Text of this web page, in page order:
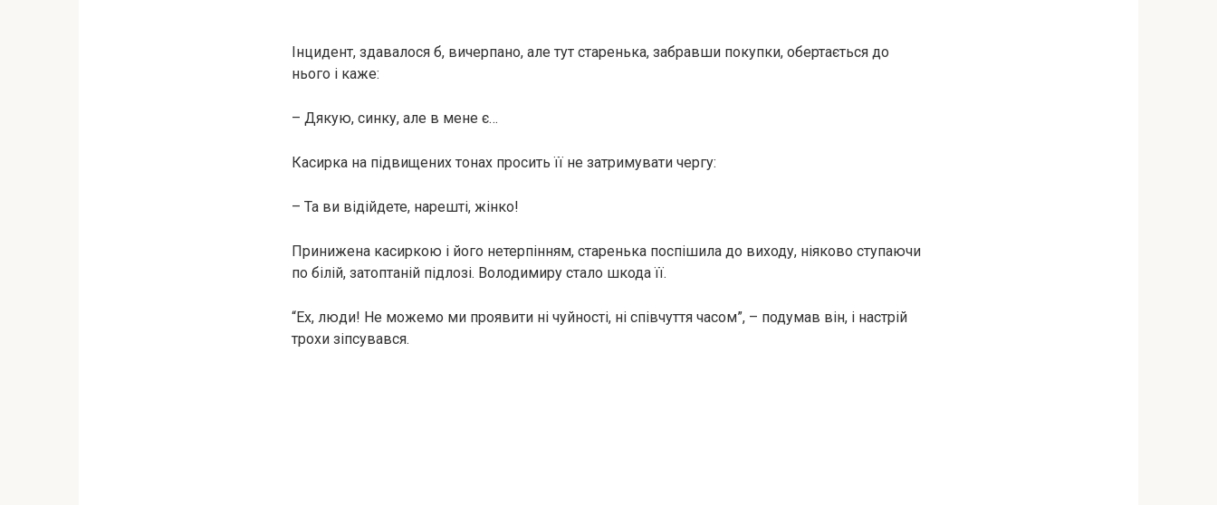
Інцидент, здавалося б, вичерпано, але тут старенька, забравши покупки, обертається до
нього і каже:
– Дякую, синку, але в мене є…
Касирка на підвищених тонах просить її не затримувати чергу:
– Та ви відійдете, нарешті, жінко!
Принижена касиркою і його нетерпінням, старенька поспішила до виходу, ніяково ступаючи
по білій, затоптаній підлозі. Володимиру стало шкода її.
“Ех, люди! Не можемо ми проявити ні чуйності, ні співчуття часом”, – подумав він, і настрій
трохи зіпсувався.